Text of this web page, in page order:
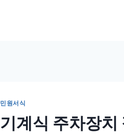
민원서식
기계식 주차장치